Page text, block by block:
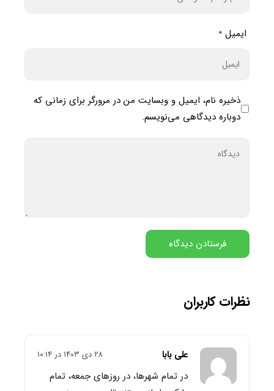
ایمیل *
ذخیره نام، ایمیل و وبسایت من در مرورگر برای زمانی که
دوباره دیدگاهی می‌نویسم.
نظرات کاربران
علی بابا ۲۸ دی ۱۴۰۳ در ۱۰:۱۴
در تمام شهرها، در روزهای جمعه، تمام